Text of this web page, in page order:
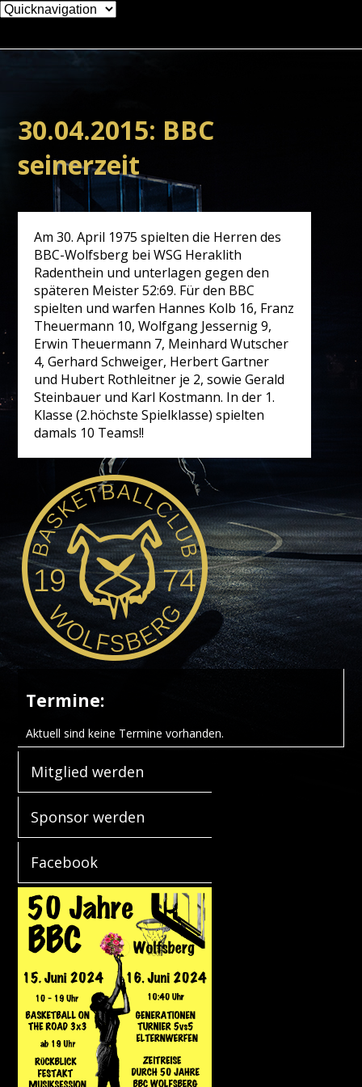
Zielseite
30.04.2015: BBC
seinerzeit
Am 30. April 1975 spielten die Herren des
BBC-Wolfsberg bei WSG Heraklith
Radenthein und unterlagen gegen den
späteren Meister 52:69. Für den BBC
spielten und warfen Hannes Kolb 16, Franz
Theuermann 10, Wolfgang Jessernig 9,
Erwin Theuermann 7, Meinhard Wutscher
4, Gerhard Schweiger, Herbert Gartner
und Hubert Rothleitner je 2, sowie Gerald
Steinbauer und Karl Kostmann. In der 1.
Klasse (2.höchste Spielklasse) spielten
damals 10 Teams!!
Termine:
Aktuell sind keine Termine vorhanden.
Mitglied werden
Sponsor werden
Facebook